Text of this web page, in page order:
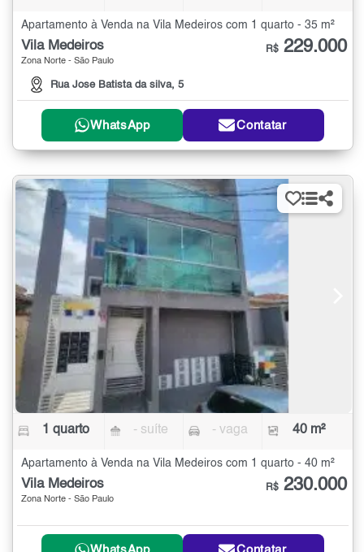
Apartamento à Venda na Vila Medeiros com 1 quarto - 35 m²
Vila Medeiros
Zona Norte - São Paulo
Rua Jose Batista da silva, 5
R$ 229.000
WhatsApp Contatar
1 quarto - suíte - vaga 40 m²
Apartamento à Venda na Vila Medeiros com 1 quarto - 40 m²
Vila Medeiros
Zona Norte - São Paulo
R$ 230.000